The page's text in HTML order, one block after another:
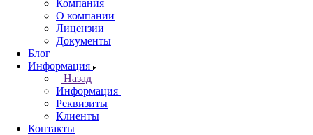
Компания
О компании
Лицензии
Документы
Блог
Информация
Назад
Информация
Реквизиты
Клиенты
Контакты